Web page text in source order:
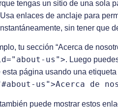
tengas un sitio de una sola
enlaces de anclaje para
sin tener que
tu sección “Acerca de
us">. Luego
esta página usando una
us">Acerca de
puede mostrar estos